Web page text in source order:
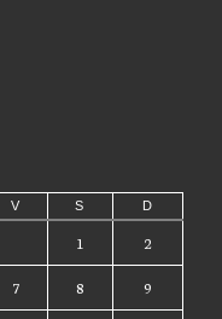
V S D
1 2
7 8 9